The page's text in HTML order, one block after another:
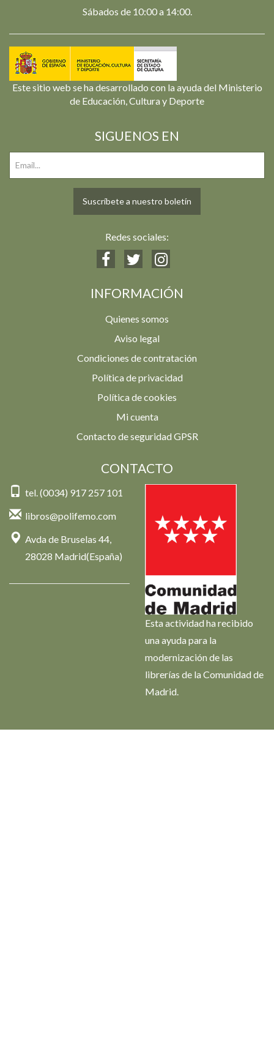
Sábados de 10:00 a 14:00.
Este sitio web se ha desarrollado con la ayuda del Ministerio
de Educación, Cultura y Deporte
SIGUENOS EN
Suscríbete a nuestro boletín
Redes sociales:
INFORMACIÓN
Quienes somos
Aviso legal
Condiciones de contratación
Política de privacidad
Política de cookies
Mi cuenta
Contacto de seguridad GPSR
CONTACTO
tel. (0034) 917 257 101
libros@polifemo.com
Avda de Bruselas 44,
28028 Madrid(España)
Esta actividad ha recibido
una ayuda para la
modernización de las
librerías de la Comunidad de
Madrid.